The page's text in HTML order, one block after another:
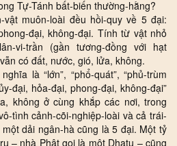
Tự-Tánh bất-biến thường-hằng?
muôn-loài đều hồi-quy về 5 đại:
đại, không-đại. Tính từ vật nhỏ
vi-trần (gần tương-đồng với hạt
có đất, nước, gió, lửa, không.
là “lớn”, “phổ-quát”, “phủ-trùm
đại, hỏa-đại, phong-đại, không-đại”
không ở cùng khắp các nơi, trong
tình cảnh-cõi-nghiệp-loài và cả trái-
dải ngân-hà cũng là 5 đại. Một tỷ
– nhà Phật gọi là một Dhatu – cũng